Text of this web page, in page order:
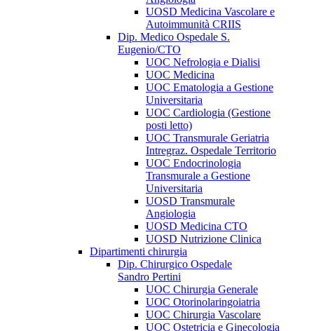
UOSD Medicina Vascolare e
Autoimmunità CRIIS
Dip. Medico Ospedale S.
Eugenio/CTO
UOC Nefrologia e Dialisi
UOC Medicina
UOC Ematologia a Gestione
Universitaria
UOC Cardiologia (Gestione
posti letto)
UOC Transmurale Geriatria
Intregraz. Ospedale Territorio
UOC Endocrinologia
Transmurale a Gestione
Universitaria
UOSD Transmurale
Angiologia
UOSD Medicina CTO
UOSD Nutrizione Clinica
Dipartimenti chirurgia
Dip. Chirurgico Ospedale
Sandro Pertini
UOC Chirurgia Generale
UOC Otorinolaringoiatria
UOC Chirurgia Vascolare
UOC Ostetricia e Ginecologia